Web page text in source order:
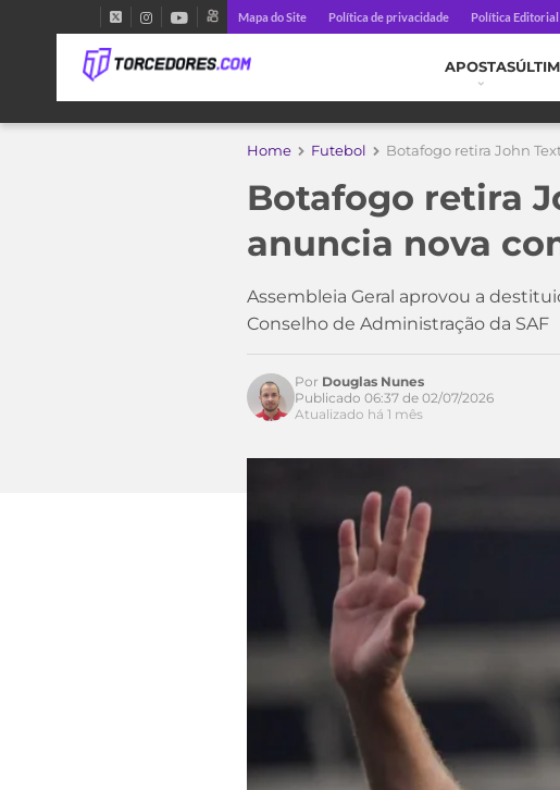
Mapa do Site Política de privacidade Política Editorial
APOSTAS
Home Futebol Botafogo retira John
Botafogo retira
anuncia nova
Assembleia Geral aprovou a
Conselho de Administração da SAF
Por Douglas Nunes
Publicado 06:37 de 02/07/2026
Atualizado há 1 mês